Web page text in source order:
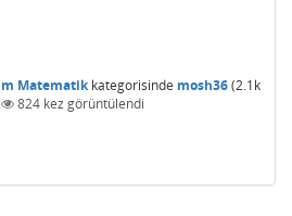
Matematikkategorisinde mosh36(2.1k
824 kez görüntülendi